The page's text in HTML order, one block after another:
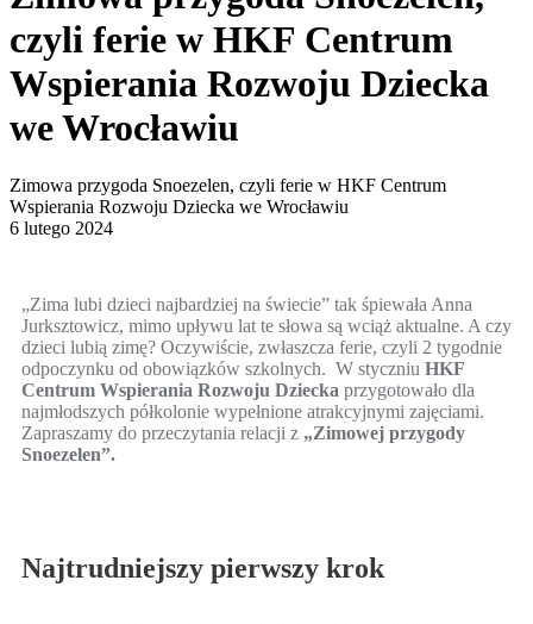
czyli ferie w HKF Centrum
Wspierania Rozwoju Dziecka
we Wrocławiu
Zimowa przygoda Snoezelen, czyli ferie w HKF Centrum
Wspierania Rozwoju Dziecka we Wrocławiu
6 lutego 2024
„Zima lubi dzieci najbardziej na świecie” tak śpiewała Anna
Jurksztowicz, mimo upływu lat te słowa są wciąż aktualne. A czy
dzieci lubią zimę? Oczywiście, zwłaszcza ferie, czyli 2 tygodnie
odpoczynku od obowiązków szkolnych. W styczniu HKF
Centrum Wspierania Rozwoju Dziecka przygotowało dla
najmłodszych półkolonie wypełnione atrakcyjnymi zajęciami.
Zapraszamy do przeczytania relacji z „Zimowej przygody
Snoezelen”.
Najtrudniejszy pierwszy krok